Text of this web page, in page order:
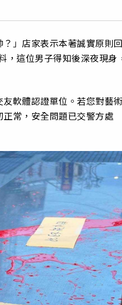
」店家表示本著誠實原則
，這位男子得知後深夜現身
軟體認證單位。若您對藝
常，安全問題已交警方處